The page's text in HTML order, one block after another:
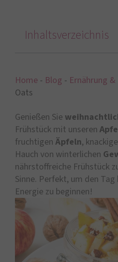
Home - Blog - Ernährung
Oats
Genießen Sie
Frühstück mit unseren
fruchtigen Äpfeln,
Hauch von winterlichen
nährstoffreiche Frühstück
Sinne. Perfekt, um den
Energie zu beginnen!
Inhaltsverzeichnis